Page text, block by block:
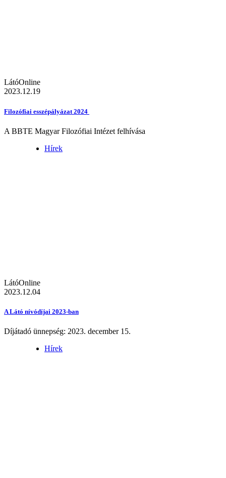
LátóOnline
2023.12.19
Filozófiai esszépályázat 2024
A BBTE Magyar Filozófiai Intézet felhívása
Hírek
LátóOnline
2023.12.04
A Látó nívódíjai 2023-ban
Díjátadó ünnepség: 2023. december 15.
Hírek